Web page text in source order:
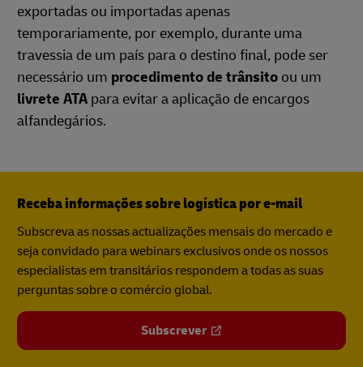
exportadas ou importadas apenas
temporariamente, por exemplo, durante uma
travessia de um país para o destino final, pode ser
necessário um procedimento de trânsito ou um
livrete ATA para evitar a aplicação de encargos
alfandegários.
Receba informações sobre logística por e-mail
Subscreva as nossas actualizações mensais do mercado e
seja convidado para webinars exclusivos onde os nossos
especialistas em transitários respondem a todas as suas
perguntas sobre o comércio global.
Subscrever